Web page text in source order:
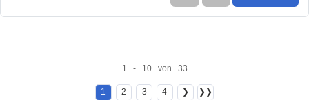
1 - 10 von 33
1 2 3 4 ❯ ❯❯